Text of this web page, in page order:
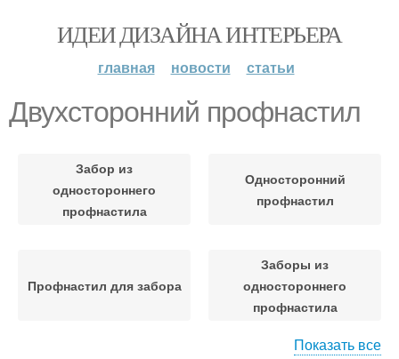
ИДЕИ ДИЗАЙНА ИНТЕРЬЕРА
главная новости статьи
Двухсторонний профнастил
Забор из
одностороннего
профнастила
Односторонний
профнастил
Профнастил для забора
Заборы из
одностороннего
профнастила
Показать все